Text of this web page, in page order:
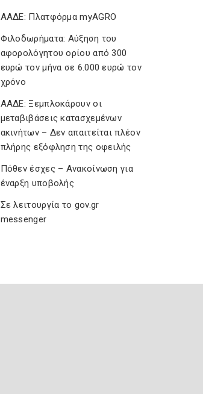
ΑΑΔΕ: Πλατφόρμα myAGRO
Φιλοδωρήματα: Αύξηση του
αφορολόγητου ορίου από 300
ευρώ τον μήνα σε 6.000 ευρώ τον
χρόνο
ΑΑΔΕ: Ξεμπλοκάρουν οι
μεταβιβάσεις κατασχεμένων
ακινήτων – Δεν απαιτείται πλέον
πλήρης εξόφληση της οφειλής
Πόθεν έσχες – Ανακοίνωση για
έναρξη υποβολής
Σε λειτουργία το gov.gr
messenger